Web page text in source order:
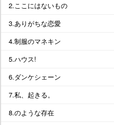
2.ここにはないもの
3.ありがちな恋愛
4.制服のマネキン
5.ハウス!
6.ダンケシェーン
7.私、起きる。
8.のような存在